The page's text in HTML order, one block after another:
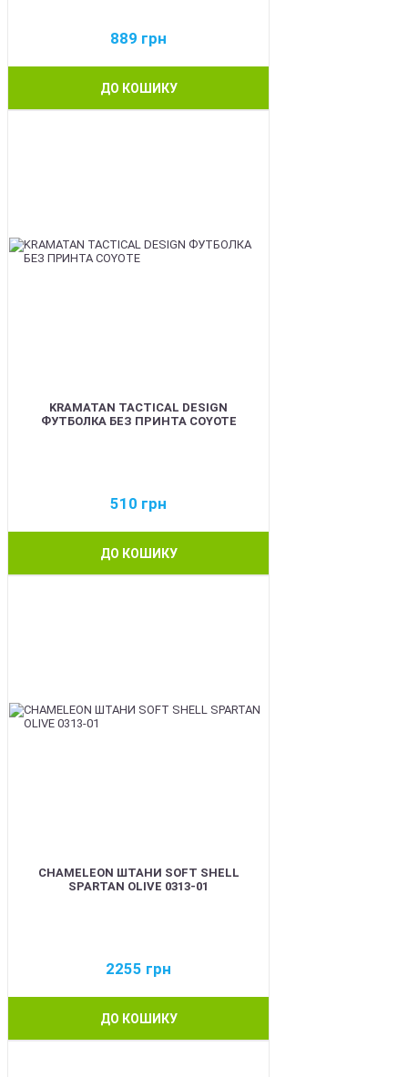
889 грн
ДО КОШИКУ
KRAMATAN TACTICAL DESIGN
ФУТБОЛКА БЕЗ ПРИНТА COYOTE
510 грн
ДО КОШИКУ
CHAMELEON ШТАНИ SOFT SHELL
SPARTAN OLIVE 0313-01
2255 грн
ДО КОШИКУ